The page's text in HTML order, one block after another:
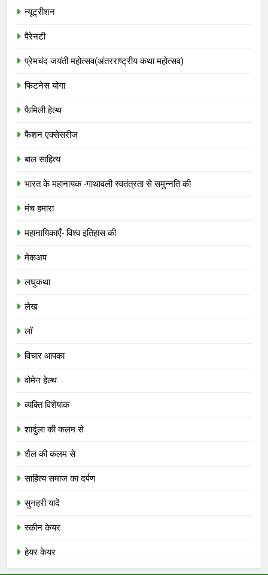
न्यूट्रीशन
पैरेनटी
प्रेमचंद जयंती महोत्सव(अंतरराष्ट्रीय कथा महोत्सव)
फिटनेस योगा
फैमिली हेल्थ
फैशन एक्सेसरीज
बाल साहित्य
भारत के महानायक -गाथावली स्वतंत्रता से समुन्नति की
मंच हमारा
महानायिकाएँ- विश्व इतिहास की
मेकअप
लघुकथा
लेख
लॉ
विचार आपका
वोमेन हेल्थ
व्यक्ति विशेषांक
शार्दुला की कलम से
शैल की कलम से
साहित्य समाज का दर्पण
सुनहरी यादें
स्कीन केयर
हेयर केयर